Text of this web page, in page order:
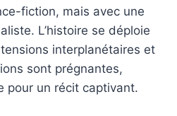
fiction, mais avec une
L’histoire se déploie
interplanétaires et
sont prégnantes,
pour un récit captivant.